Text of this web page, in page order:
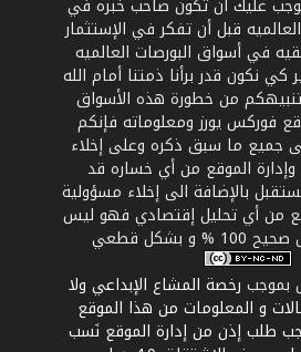
عليك أن تكون صاحب خبره في
قبل أن تفكر في الإستثمار
في أسواق البورصات العالميه
كي نكون قدر برأنا ذمتنا أمام الله
من خطورة هذه الأسواق
فوركس يورز ومعلوماته فإنكم
جميع ما سبق ذكره وعلى إخلاء
الموقع من أي خساره قد
بالإضافة الى إخلاء مسؤولية
من أي تحليل إقتصادي فهو ليس
بشكل قطعي
بموجب رخصة المشاع الإبداعي ولا
و المعلومات من هذا الموقع
طلب إذن من إدارة الموقع نَسب